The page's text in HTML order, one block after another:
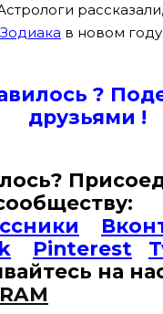
рассказали,
в новом году.
?
друзьями !
Pinterest
на